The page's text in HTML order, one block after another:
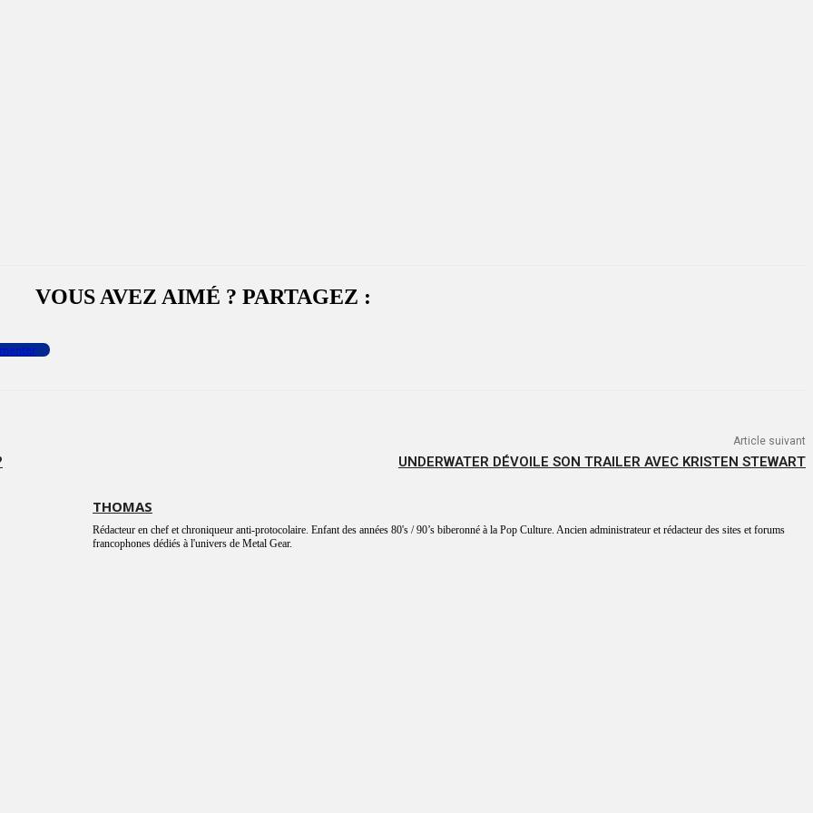
VOUS AVEZ AIMÉ ? PARTAGEZ :
Article suivant
UNDERWATER DÉVOILE SON TRAILER AVEC KRISTEN STEWART
THOMAS
Rédacteur en chef et chroniqueur anti-protocolaire. Enfant des années 80's / 90’s biberonné à la Pop Culture. Ancien administrateur et rédacteur des sites et forums
francophones dédiés à l'univers de Metal Gear.